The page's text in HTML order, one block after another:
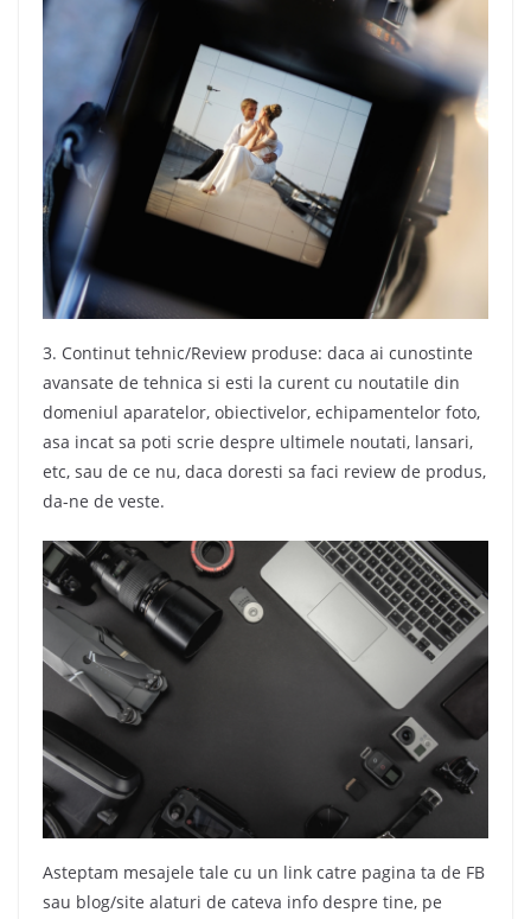
3. Continut tehnic/Review produse: daca ai cunostinte
avansate de tehnica si esti la curent cu noutatile din
domeniul aparatelor, obiectivelor, echipamentelor foto,
asa incat sa poti scrie despre ultimele noutati, lansari,
etc, sau de ce nu, daca doresti sa faci review de produs,
da-ne de veste.
Asteptam mesajele tale cu un link catre pagina ta de FB
sau blog/site alaturi de cateva info despre tine, pe